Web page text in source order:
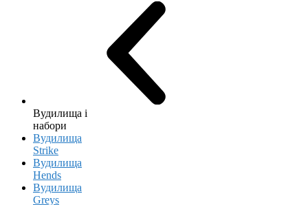
Вудилища і
набори
Вудилища
Strike
Вудилища
Hends
Вудилища
Greys